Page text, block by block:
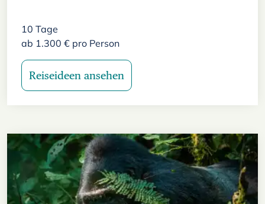
10 Tage
ab 1.300 € pro Person
Reiseideen ansehen